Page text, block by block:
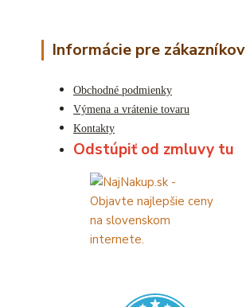
Informácie pre zákazníkov
Obchodné podmienky
Výmena a vrátenie tovaru
Kontakty
Odstúpiť od zmluvy tu